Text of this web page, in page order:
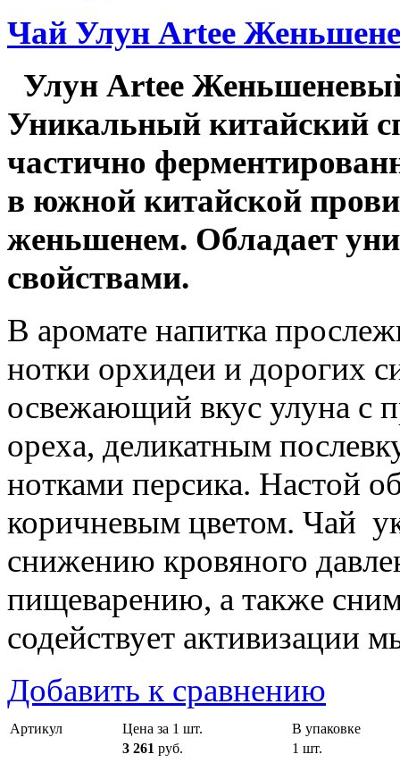
Чай Улун Artee
Улун Artee
Уникальный китайский
частично
в южной китайской
женьшенем. Обладает
свойствами.
В аромате напитка
нотки орхидеи и дорогих
освежающий вкус улуна с
ореха, деликатным
нотками персика. Настой
коричневым цветом. Чай
снижению кровяного
пищеварению, а также
содействует активизации
Добавить к сравнению
Артикул Цена за 1 шт.
В упаковке
3 261 руб. 1 шт.